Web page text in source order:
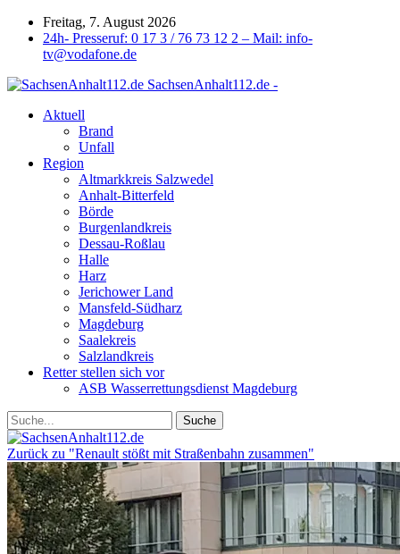
Freitag, 7. August 2026
24h- Presseruf: 0 17 3 / 76 73 12 2 – Mail: info-
tv@vodafone.de
SachsenAnhalt112.de -
Aktuell
Brand
Unfall
Region
Altmarkkreis Salzwedel
Anhalt-Bitterfeld
Börde
Burgenlandkreis
Dessau-Roßlau
Halle
Harz
Jerichower Land
Mansfeld-Südharz
Magdeburg
Saalekreis
Salzlandkreis
Retter stellen sich vor
ASB Wasserrettungsdienst Magdeburg
Zurück zu "Renault stößt mit Straßenbahn zusammen"